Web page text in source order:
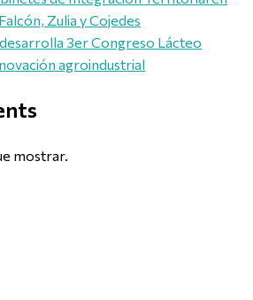
Zulia y Cojedes
3er Congreso Lácteo
agroindustrial
mostrar.